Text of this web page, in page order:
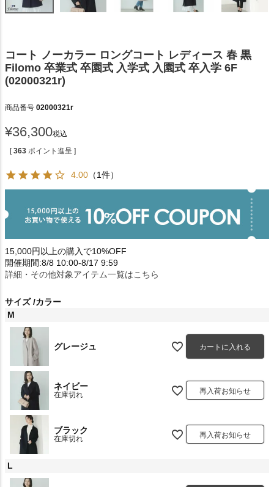
コート ノーカラー ロングコート レディース 春 黒
Filomo 卒業式 卒園式 入学式 入園式 卒入学 6F
(02000321r)
商品番号 02000321r
¥36,300税込
[ 363 ポイント進呈 ]
4.00 （1件）
15,000円以上の購入で10%OFF
開催期間:8/8 10:00-8/17 9:59
詳細・その他対象アイテム一覧はこちら
サイズ カラー
M
グレージュ カートに入れる
ネイビー
在庫切れ 再入荷お知らせ
ブラック
在庫切れ 再入荷お知らせ
L